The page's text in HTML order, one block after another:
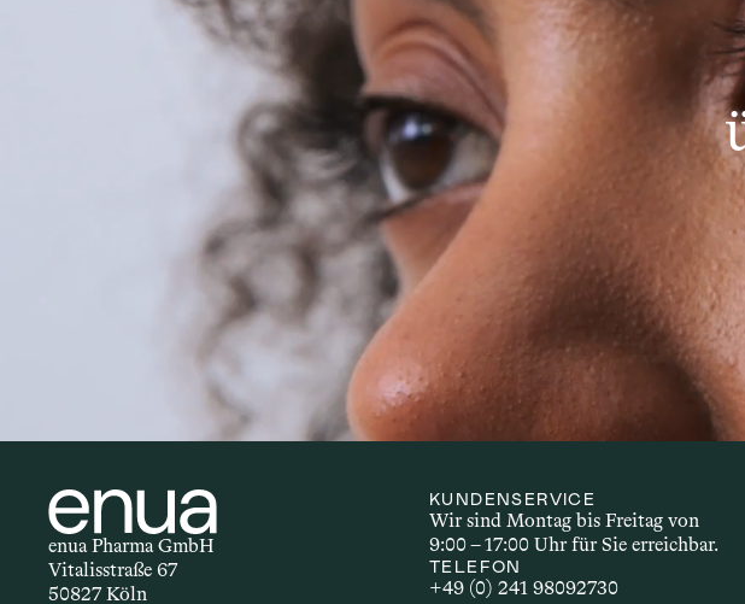
AUTOIMMUNERKRANKUNG
Autoimmunerkrankungen sind chronische
zählen Erkrankungen wie Multiple Sklerose,
Entzündungen und einer Vielzahl
ob bestimmte Inhaltsstoffe – insbesondere
Prozesse haben könnten.
enua Pharma GmbH
Vitalisstraße 67
50827 Köln
KUNDENSERVICE
Wir sind Montag bis Freitag von
9:00 – 17:00 Uhr für Sie erreichbar.
TELEFON
+49 (0) 241 98092730